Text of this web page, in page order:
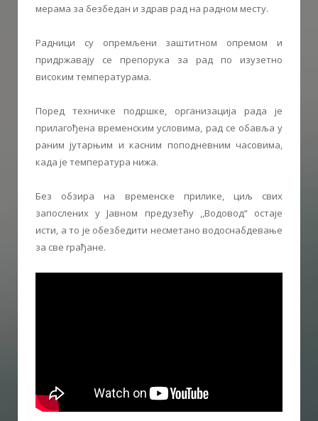
мерама за безбедан и здрав рад на радном месту.
Радници су опремљени заштитном опремом и
придржавају се препорука за рад по изузетно
високим температурама.
Поред техничке подршке, организација рада је
прилагођена временским условима, рад се обавља у
раним јутарњим и касним поподневним часовима,
када је температура нижа.
Без обзира на временске прилике, циљ свих
запослених у Јавном предузећу ,,Водовод“ остаје
исти, а то је обезбедити несметано водоснабдевање
за све грађане.